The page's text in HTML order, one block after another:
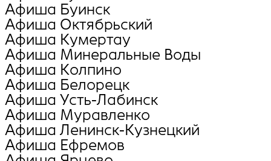
Афиша Буинск
Афиша Октябрьский
Афиша Кумертау
Афиша Минеральные Воды
Афиша Колпино
Афиша Белорецк
Афиша Усть-Лабинск
Афиша Муравленко
Афиша Ленинск-Кузнецкий
Афиша Ефремов